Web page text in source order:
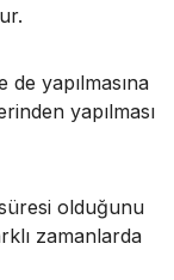
yapılmasına
yapılması
olduğunu
zamanlarda